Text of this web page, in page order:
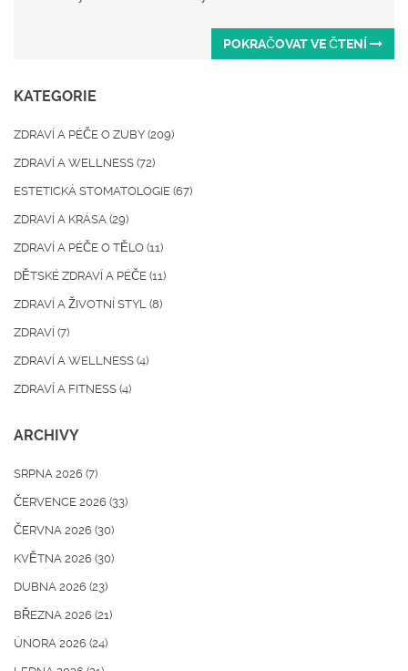
POKRAČOVAT VE ČTENÍ
KATEGORIE
ZDRAVÍ A PÉČE O ZUBY (209)
ZDRAVÍ A WELLNESS (72)
ESTETICKÁ STOMATOLOGIE (67)
ZDRAVÍ A KRÁSA (29)
ZDRAVÍ A PÉČE O TĚLO (11)
DĚTSKÉ ZDRAVÍ A PÉČE (11)
ZDRAVÍ A ŽIVOTNÍ STYL (8)
ZDRAVÍ (7)
ZDRAVÍ A WELLNESS (4)
ZDRAVÍ A FITNESS (4)
ARCHIVY
SRPNA 2026 (7)
ČERVENCE 2026 (33)
ČERVNA 2026 (30)
KVĚTNA 2026 (30)
DUBNA 2026 (23)
BŘEZNA 2026 (21)
ÚNORA 2026 (24)